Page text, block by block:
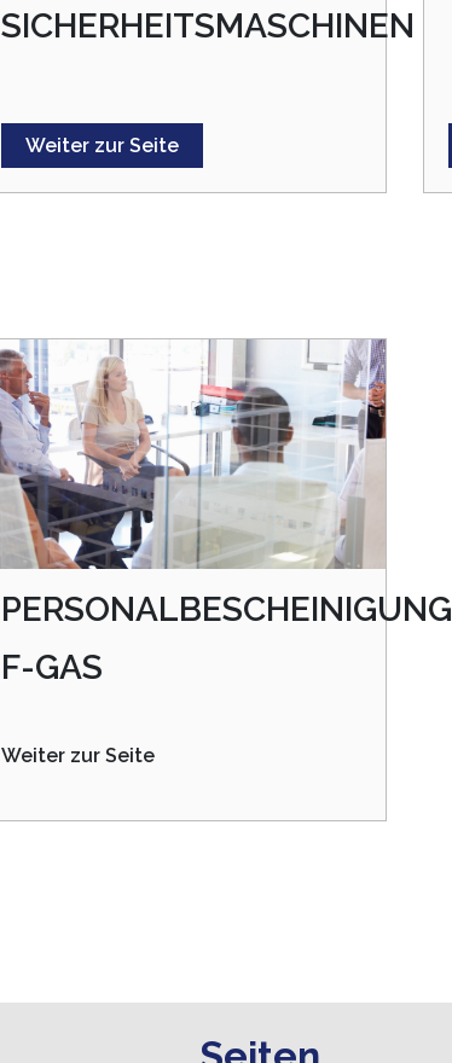
SICHERHEITSMASCHINEN
Weiter zur Seite
PERSONALBESCHEINIGUNG
F-GAS
Weiter zur Seite